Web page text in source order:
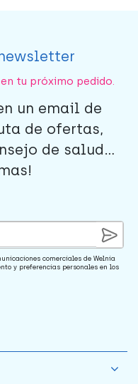
en tu próximo pedido.
un email de
de ofertas,
de salud...
comerciales de Welnia
y preferencias personales en los